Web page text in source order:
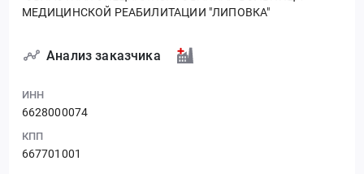
МЕДИЦИНСКОЙ РЕАБИЛИТАЦИИ "ЛИПОВКА"
Анализ заказчика
ИНН
6628000074
КПП
667701001